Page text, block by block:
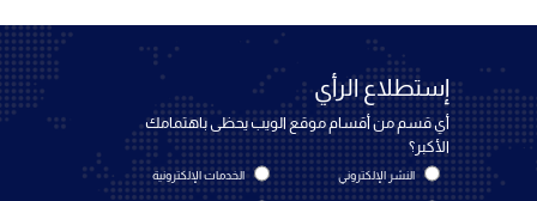
إستطلاع الرأي
أي قسم من أقسام موقع الويب يحظى باهتمامك
الأكبر؟
النشر الإلكتروني الخدمات الإلكترونية